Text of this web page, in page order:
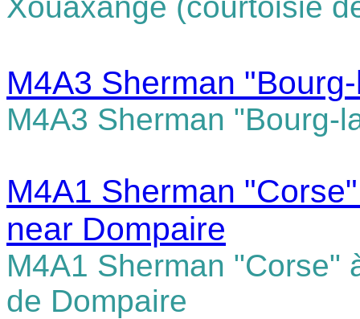
M4A3 Sherman
M4A3 Sherman "Bourg-
M4A1 Sherman
near Dompaire
M4A1 Sherman "Corse"
de Dompaire